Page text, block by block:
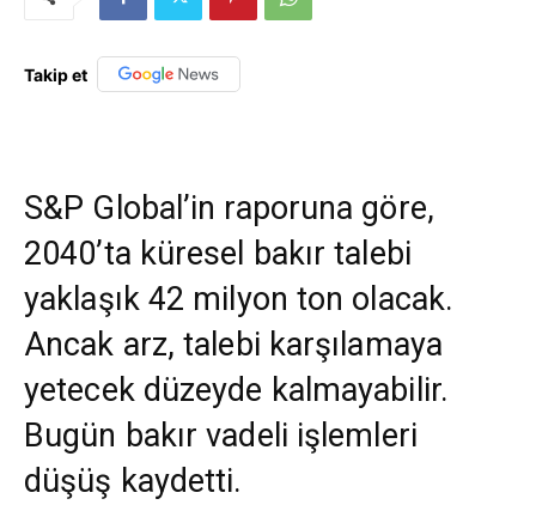
Takip et
S&P Global’in raporuna göre,
2040’ta küresel bakır talebi
yaklaşık 42 milyon ton olacak.
Ancak arz, talebi karşılamaya
yetecek düzeyde kalmayabilir.
Bugün bakır vadeli işlemleri
düşüş kaydetti.